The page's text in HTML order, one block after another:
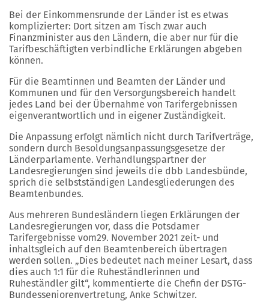
Bei der Einkommensrunde der Länder ist es etwas
komplizierter: Dort sitzen am Tisch zwar auch
Finanzminister aus den Ländern, die aber nur für die
Tarifbeschäftigten verbindliche Erklärungen abgeben
können.
Für die Beamtinnen und Beamten der Länder und
Kommunen und für den Versorgungsbereich handelt
jedes Land bei der Übernahme von Tarifergebnissen
eigenverantwortlich und in eigener Zuständigkeit.
Die Anpassung erfolgt nämlich nicht durch Tarifverträge,
sondern durch Besoldungsanpassungsgesetze der
Länderparlamente. Verhandlungspartner der
Landesregierungen sind jeweils die dbb Landesbünde,
sprich die selbstständigen Landesgliederungen des
Beamtenbundes.
Aus mehreren Bundesländern liegen Erklärungen der
Landesregierungen vor, dass die Potsdamer
Tarifergebnisse vom29. November 2021 zeit- und
inhaltsgleich auf den Beamtenbereich übertragen
werden sollen. „Dies bedeutet nach meiner Lesart, dass
dies auch 1:1 für die Ruheständlerinnen und
Ruheständler gilt“, kommentierte die Chefin der DSTG-
Bundesseniorenvertretung, Anke Schwitzer.